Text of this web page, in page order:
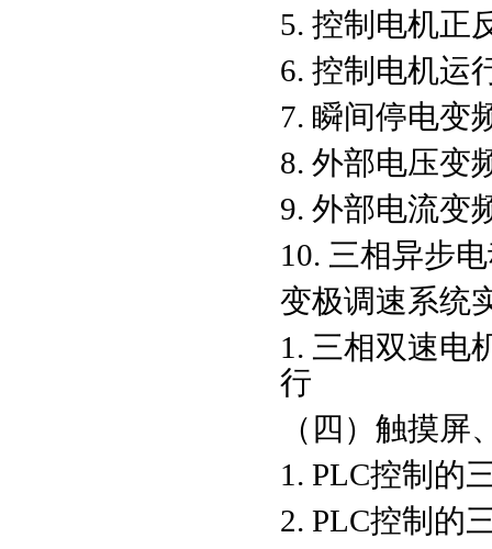
5. 控制电机正
6. 控制电机运
7. 瞬间停电变
8. 外部电压变
9. 外部电流变
10. 三相异步
变极调速系统
1. 三相双速电
行
（四）触摸屏
1. PLC控制的
2. PLC控制的